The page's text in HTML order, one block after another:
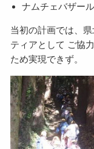
ナムチェバザー
当初の計画では、
ティアとして ご協
ため実現できず。